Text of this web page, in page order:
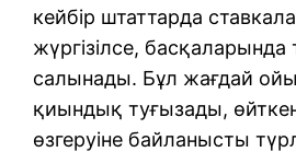
кейбір штаттарда
жүргізілсе,
салынады. Бұл жағдай
қиындық туғызады,
өзгеруіне байланысты